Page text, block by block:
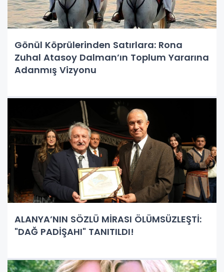
Gönül Köprülerinden Satırlara: Rona
Zuhal Atasoy Dalman’ın Toplum Yararına
Adanmış Vizyonu
ALANYA’NIN SÖZLÜ MİRASI ÖLÜMSÜZLEŞTİ:
"DAĞ PADİŞAHI" TANITILDI!